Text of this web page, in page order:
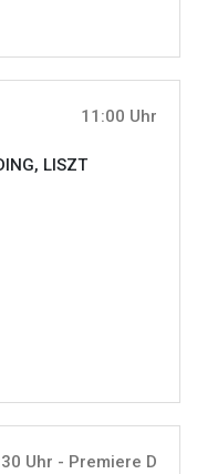
11:00 Uhr
LISZT
Uhr - Premiere D